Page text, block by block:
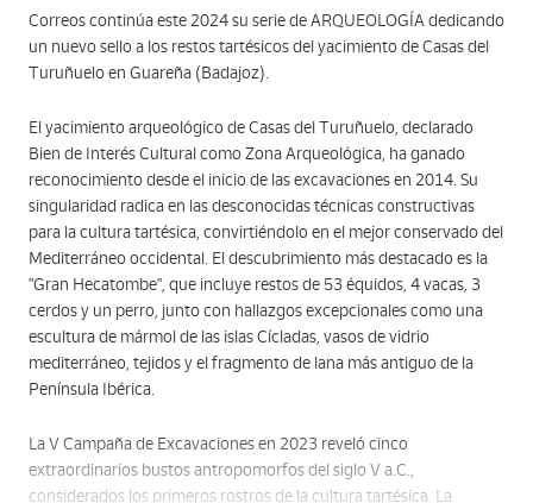
Correos continúa este 2024 su serie de ARQUEOLOGÍA dedicando
un nuevo sello a los restos tartésicos del yacimiento de Casas del
Turuñuelo en Guareña (Badajoz).
El yacimiento arqueológico de Casas del Turuñuelo, declarado
Bien de Interés Cultural como Zona Arqueológica, ha ganado
reconocimiento desde el inicio de las excavaciones en 2014. Su
singularidad radica en las desconocidas técnicas constructivas
para la cultura tartésica, convirtiéndolo en el mejor conservado del
Mediterráneo occidental. El descubrimiento más destacado es la
"Gran Hecatombe", que incluye restos de 53 équidos, 4 vacas, 3
cerdos y un perro, junto con hallazgos excepcionales como una
escultura de mármol de las islas Cícladas, vasos de vidrio
mediterráneo, tejidos y el fragmento de lana más antiguo de la
Península Ibérica.
La V Campaña de Excavaciones en 2023 reveló cinco
extraordinarios bustos antropomorfos del siglo V a.C.,
considerados los primeros rostros de la cultura tartésica. La